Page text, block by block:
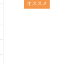
オススメ